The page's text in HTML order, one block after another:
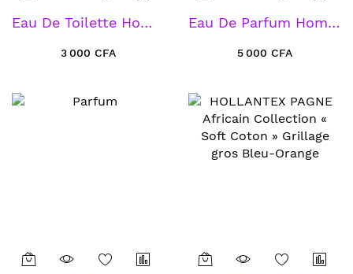
Eau De Toilette Homme INTINITY 100ml
3 000 CFA
Eau De Parfum Homme Signature 80ml
5 000 CFA